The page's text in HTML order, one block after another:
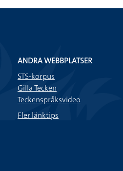
ANDRA WEBBPLATSER
STS-korpus
Gilla Tecken
Teckenspråksvideo
Fler länktips